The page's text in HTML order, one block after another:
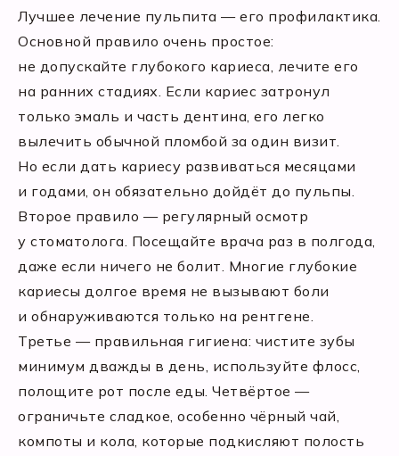
Лучшее лечение пульпита — его профилактика.
Основной правило очень простое:
не допускайте глубокого кариеса, лечите его
на ранних стадиях. Если кариес затронул
только эмаль и часть дентина, его легко
вылечить обычной пломбой за один визит.
Но если дать кариесу развиваться месяцами
и годами, он обязательно дойдёт до пульпы.
Второе правило — регулярный осмотр
у стоматолога. Посещайте врача раз в полгода,
даже если ничего не болит. Многие глубокие
кариесы долгое время не вызывают боли
и обнаруживаются только на рентгене.
Третье — правильная гигиена: чистите зубы
минимум дважды в день, используйте флосс,
полощите рот после еды. Четвёртое —
ограничьте сладкое, особенно чёрный чай,
компоты и кола, которые подкисляют полость